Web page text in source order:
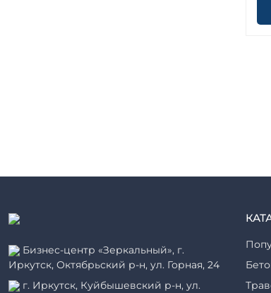
Бизнес-центр «Зеркальный», г.
Иркутск, Октябрьский р-н, ул. Горная, 24
г. Иркутск, Куйбышевский р-н, ул.